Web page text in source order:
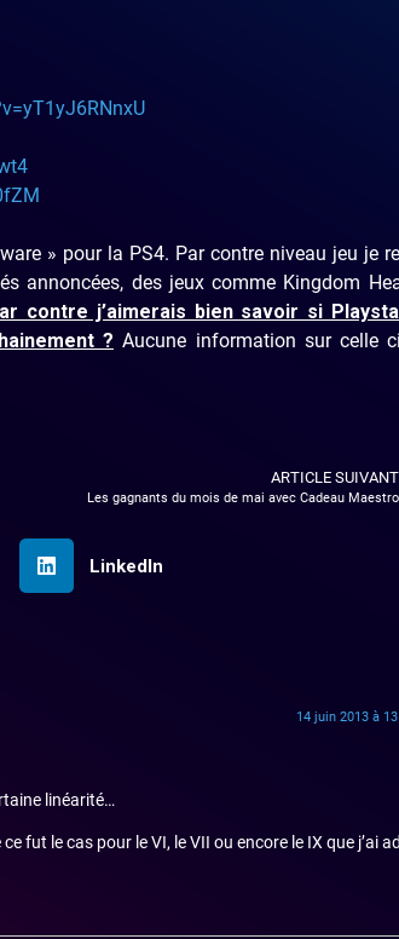
» pour la PS4. Par contre niveau jeu je
annoncées, des jeux comme Kingdom
contre j’aimerais bien savoir si
? Aucune information sur celle
ARTICLE SUIVANT
Les gagnants du mois de mai avec Cadeau Maestro
LinkedIn
14 juin 2013 à
linéarité…
fut le cas pour le VI, le VII ou encore le IX que j’ai